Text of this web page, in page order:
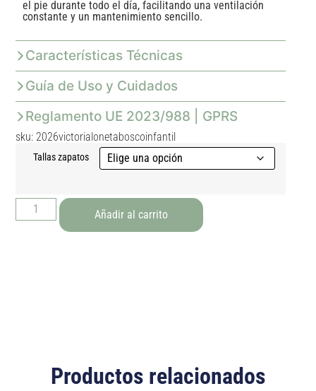
el pie durante todo el día, facilitando una ventilación
constante y un mantenimiento sencillo.
Características Técnicas
Guía de Uso y Cuidados
Reglamento UE 2023/988 | GPRS
sku: 2026victorialonetaboscoinfantil
Tallas zapatos
Añadir al carrito
Productos relacionados